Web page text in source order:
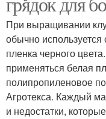
При выращивании
обычно
пленка черного
применяться белая
полипропиленовое
Агротекса. Каждый
и недостатки,